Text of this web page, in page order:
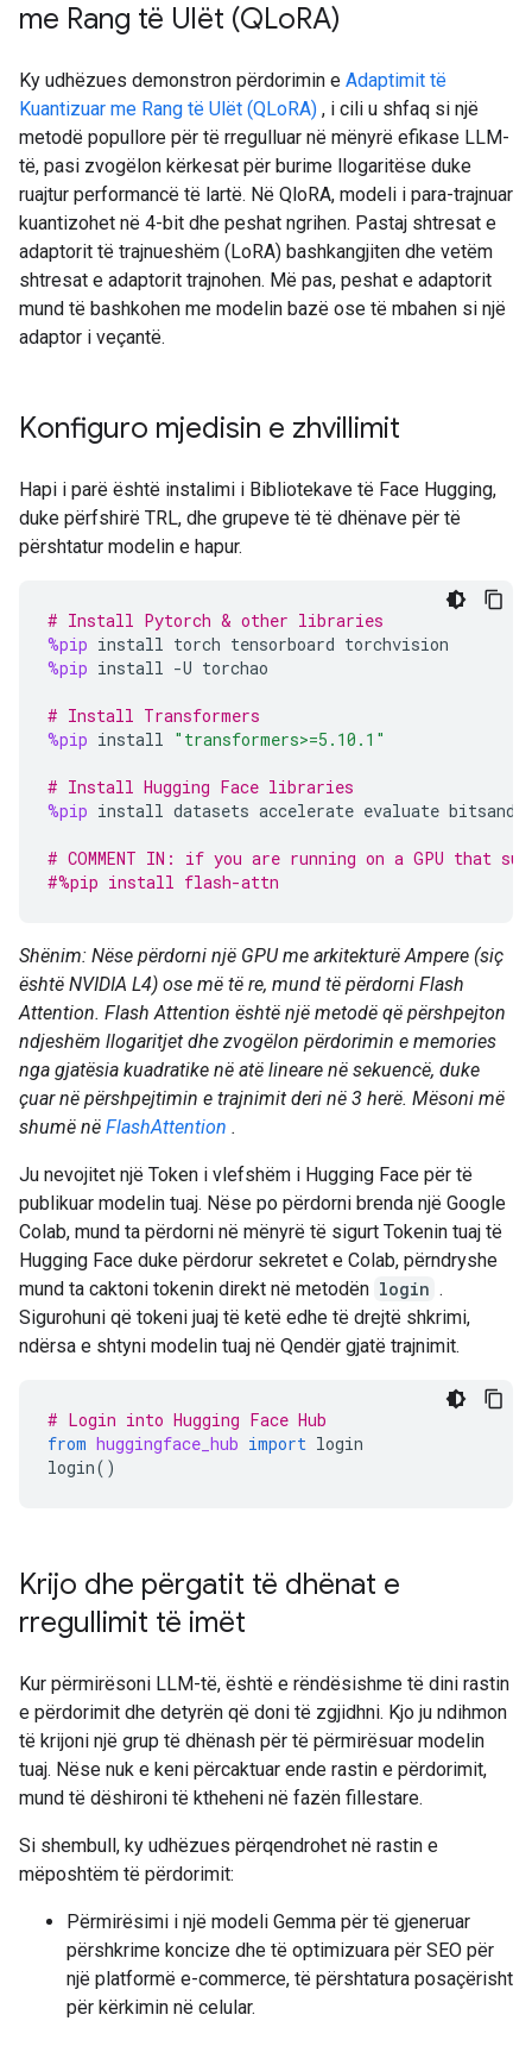
me Rang të Ulët (QLoRA)
Ky udhëzues demonstron përdorimin e Adaptimit të
Kuantizuar me Rang të Ulët (QLoRA) , i cili u shfaq si një
metodë popullore për të rregulluar në mënyrë efikase LLM-
të, pasi zvogëlon kërkesat për burime llogaritëse duke
ruajtur performancë të lartë. Në QloRA, modeli i para-trajnuar
kuantizohet në 4-bit dhe peshat ngrihen. Pastaj shtresat e
adaptorit të trajnueshëm (LoRA) bashkangjiten dhe vetëm
shtresat e adaptorit trajnohen. Më pas, peshat e adaptorit
mund të bashkohen me modelin bazë ose të mbahen si një
adaptor i veçantë.
Konfiguro mjedisin e zhvillimit
Hapi i parë është instalimi i Bibliotekave të Face Hugging,
duke përfshirë TRL, dhe grupeve të të dhënave për të
përshtatur modelin e hapur.
# Install Pytorch & other libraries
%pip install torch tensorboard torchvision
%pip install -U torchao
# Install Transformers
%pip install "transformers>=5.10.1"
# Install Hugging Face libraries
%pip install datasets accelerate evaluate
# COMMENT IN: if you are running on a GPU that
#%pip install flash-attn
Shënim: Nëse përdorni një GPU me arkitekturë Ampere (siç
është NVIDIA L4) ose më të re, mund të përdorni Flash
Attention. Flash Attention është një metodë që përshpejton
ndjeshëm llogaritjet dhe zvogëlon përdorimin e memories
nga gjatësia kuadratike në atë lineare në sekuencë, duke
çuar në përshpejtimin e trajnimit deri në 3 herë. Mësoni më
shumë në FlashAttention .
Ju nevojitet një Token i vlefshëm i Hugging Face për të
publikuar modelin tuaj. Nëse po përdorni brenda një Google
Colab, mund ta përdorni në mënyrë të sigurt Tokenin tuaj të
Hugging Face duke përdorur sekretet e Colab, përndryshe
mund ta caktoni tokenin direkt në metodën login .
Sigurohuni që tokeni juaj të ketë edhe të drejtë shkrimi,
ndërsa e shtyni modelin tuaj në Qendër gjatë trajnimit.
# Login into Hugging Face Hub
from huggingface_hub import login
login()
Krijo dhe përgatit të dhënat e
rregullimit të imët
Kur përmirësoni LLM-të, është e rëndësishme të dini rastin
e përdorimit dhe detyrën që doni të zgjidhni. Kjo ju ndihmon
të krijoni një grup të dhënash për të përmirësuar modelin
tuaj. Nëse nuk e keni përcaktuar ende rastin e përdorimit,
mund të dëshironi të ktheheni në fazën fillestare.
Si shembull, ky udhëzues përqendrohet në rastin e
mëposhtëm të përdorimit:
Përmirësimi i një modeli Gemma për të gjeneruar
përshkrime koncize dhe të optimizuara për SEO për
një platformë e-commerce, të përshtatura posaçërisht
për kërkimin në celular.